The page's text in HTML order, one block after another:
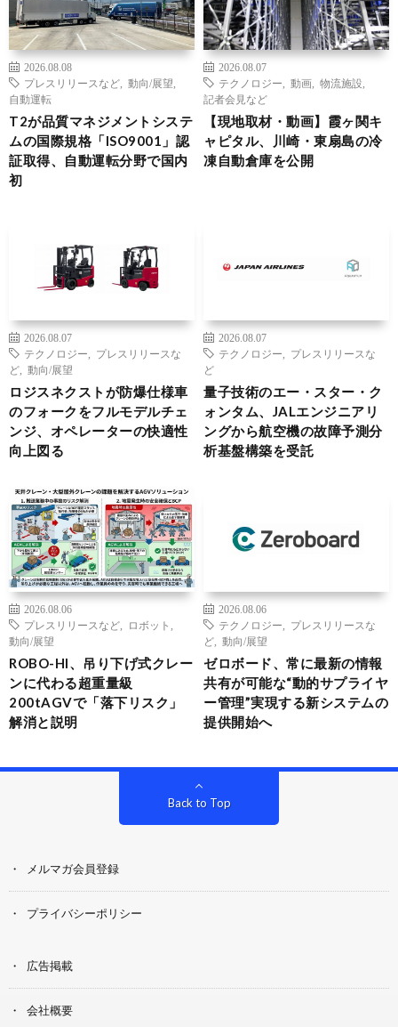
2026.08.08
プレスリリースなど
動向/展望
自動運転
T2が品質マネジメントシステ
ムの国際規格「ISO9001」認
証取得、自動運転分野で国内
初
2026.08.07
テクノロジー
動画 物流施設
記者会見など
【現地取材・動画】霞ヶ関キ
ャピタル、川崎・東扇島の冷
凍自動倉庫を公開
2026.08.07
テクノロジー
プレスリリースな
ど
動向/展望
ロジスネクストが防爆仕様車
のフォークをフルモデルチェ
ンジ、オペレーターの快適性
向上図る
2026.08.07
テクノロジー
プレスリリースな
ど
量子技術のエー・スター・ク
ォンタム、JALエンジニアリ
ングから航空機の故障予測分
析基盤構築を受託
2026.08.06
プレスリリースなど
ロボット
動向/展望
ROBO-HI、吊り下げ式クレー
ンに代わる超重量級
200tAGVで「落下リスク」
解消と説明
2026.08.06
テクノロジー
プレスリリースな
ど
動向/展望
ゼロボード、常に最新の情報
共有が可能な“動的サプライヤ
ー管理”実現する新システムの
提供開始へ
Back to Top
メルマガ会員登録
プライバシーポリシー
広告掲載
会社概要